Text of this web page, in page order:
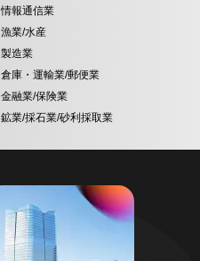
情報通信業
漁業/水産
製造業
倉庫・運輸業/郵便業
金融業/保険業
鉱業/採石業/砂利採取業